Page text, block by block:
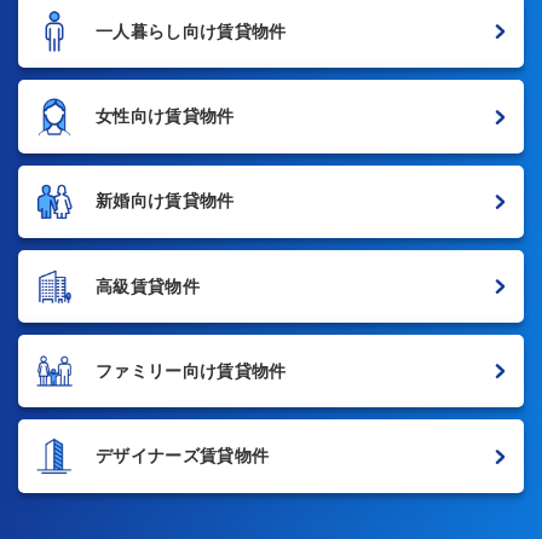
一人暮らし向け賃貸物件
女性向け賃貸物件
新婚向け賃貸物件
高級賃貸物件
ファミリー向け賃貸物件
デザイナーズ賃貸物件